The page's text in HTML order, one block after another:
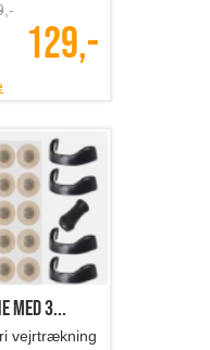
,-
129,-
med 3...
vejrtrækning